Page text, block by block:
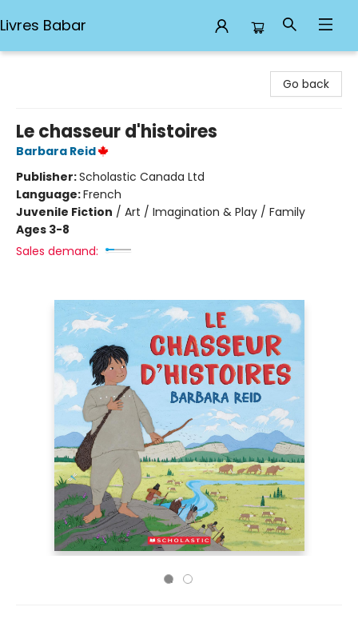
Livres Babar
Go back
Le chasseur d'histoires
Barbara Reid
Publisher:Scholastic Canada Ltd
Language:French
Juvenile Fiction / Art / Imagination & Play / Family
Ages 3-8
Sales demand: